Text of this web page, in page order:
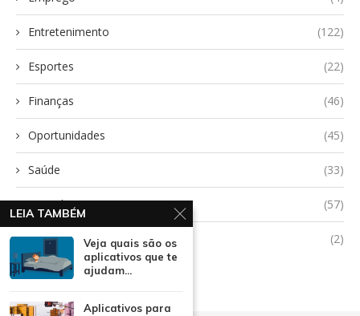
Entretenimento (122)
Esportes (22)
Finanças (46)
Oportunidades (45)
Saúde (33)
Tecnologia (57)
Uncategorized (2)
LEIA TAMBÉM
Veja quais são os
aplicativos que te
ajudam...
Aplicativos para